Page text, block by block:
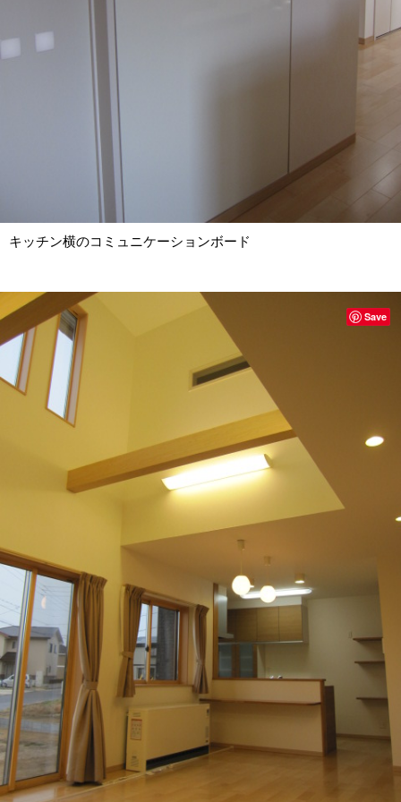
キッチン横のコミュニケーションボード
Save